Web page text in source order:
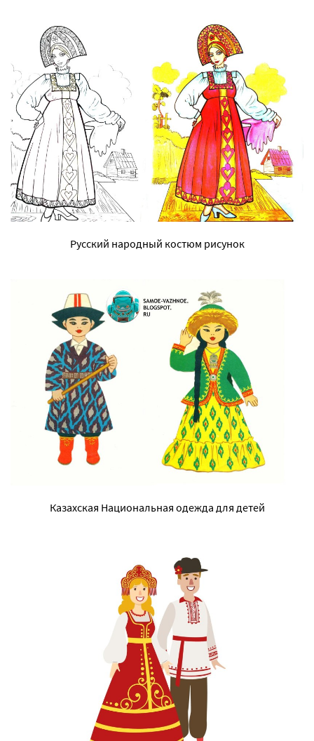
Русский народный костюм рисунок
Казахская Национальная одежда для детей